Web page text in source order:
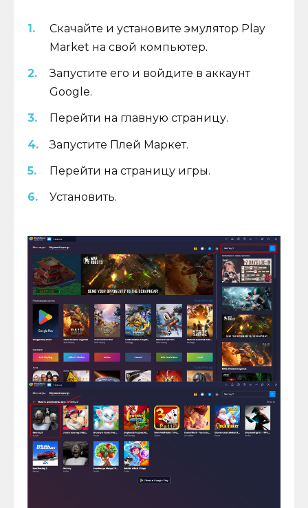
Скачайте и установите эмулятор Play
Market на свой компьютер.
Запустите его и войдите в аккаунт
Google.
Перейти на главную страницу.
Запустите Плей Маркет.
Перейти на страницу игры.
Установить.